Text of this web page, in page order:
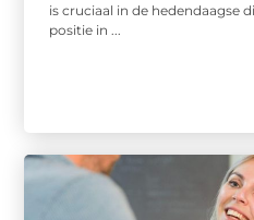
is cruciaal in de hedendaagse
positie in ...